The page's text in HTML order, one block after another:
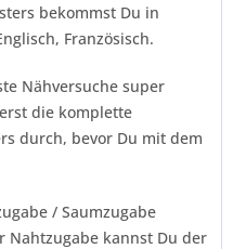
bekommst Du in
Französisch.
Nähversuche super
die komplette
durch, bevor Du mit dem
/ Saumzugabe
Nahtzugabe kannst Du der